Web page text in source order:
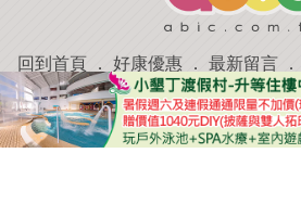
回到首頁 ． 好康優惠 ． 最新留言 ．
部落格微件．商家合作．討論區
羿磊資訊 服務條款&隱私權